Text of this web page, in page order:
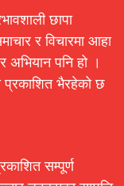
छापा
र विचारमा आहा
अभियान पनि हो ।
प्रकाशित भैरहेको छ
सम्पूर्ण